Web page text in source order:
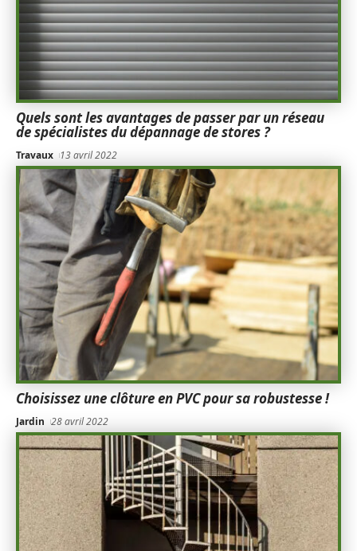
Quels sont les avantages de passer par un réseau
de spécialistes du dépannage de stores ?
Travaux 13 avril 2022
Choisissez une clôture en PVC pour sa robustesse !
Jardin 28 avril 2022